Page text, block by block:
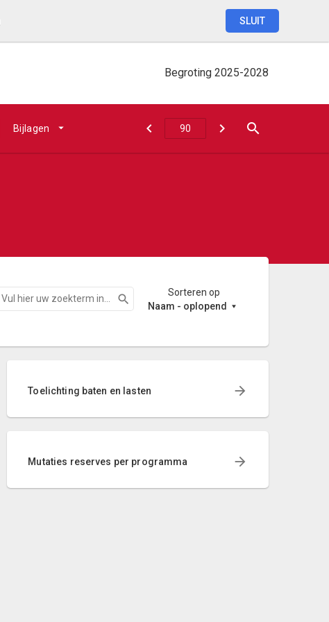
SLUIT
Begroting 2025-2028
Bijlagen
Zoeken
Sorteren op
Naam - oplopend
Toelichting baten en lasten
Mutaties reserves per programma